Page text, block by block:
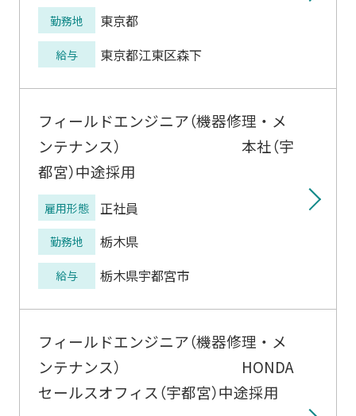
勤務地 東京都
給与 東京都江東区森下
フィールドエンジニア（機器修理・メ
ンテナンス） 本社（宇
都宮）中途採用
雇用形態 正社員
勤務地 栃木県
給与 栃木県宇都宮市
フィールドエンジニア（機器修理・メ
ンテナンス） HONDA
セールスオフィス（宇都宮）中途採用